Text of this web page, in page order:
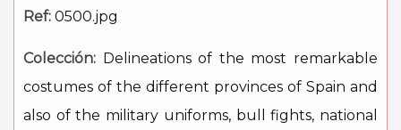
Ref: 0500.jpg
Colección: Delineations of the most remarkable
costumes of the different provinces of Spain and
also of the military uniforms, bull fights, national